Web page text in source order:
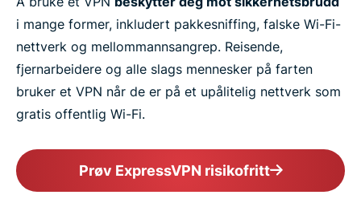
i mange former, inkludert pakkesniffing, falske Wi-Fi-
nettverk og mellommannsangrep. Reisende,
fjernarbeidere og alle slags mennesker på farten
bruker et VPN når de er på et upålitelig nettverk som
gratis offentlig Wi-Fi.
Prøv ExpressVPN risikofritt